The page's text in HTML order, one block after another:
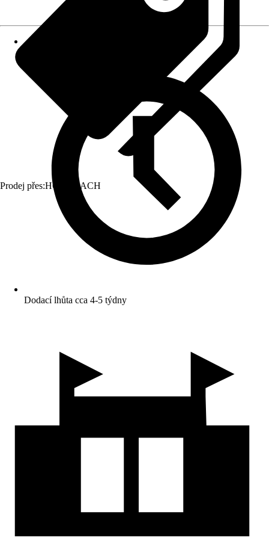
Prodej přes:HORNBACH
Dodací lhůta cca 4-5 týdny